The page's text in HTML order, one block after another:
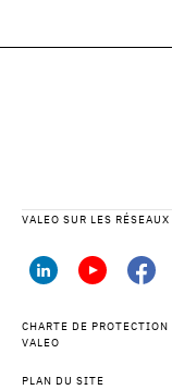
VALEO SUR LES
CHARTE DE
VALEO
PLAN DU SITE